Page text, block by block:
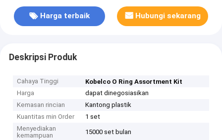
Harga terbaik Hubungi sekarang
Deskripsi Produk
Cahaya Tinggi
Kobelco O Ring Assortment Kit
Harga
dapat dinegosiasikan
Kemasan rincian
Kantong plastik
Kuantitas min Order
1 set
Menyediakan
kemampuan
15000 set bulan